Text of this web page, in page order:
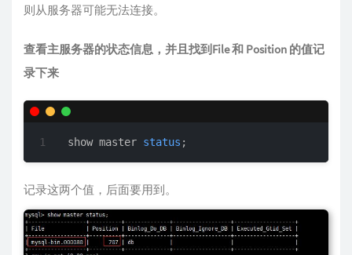
则从服务器可能无法连接。
查看主服务器的状态信息，并且找到File 和 Position 的值记
录下来
show master status ;
记录这两个值，后面要用到。